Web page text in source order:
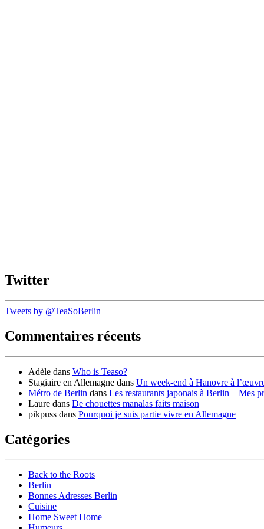
Twitter
Tweets by @TeaSoBerlin
Commentaires récents
Adèle dans Who is Teaso?
Stagiaire en Allemagne dans Un week-end à Hanovre à
Métro de Berlin dans Les restaurants japonais à Berlin – Mes
Laure dans De chouettes manalas faits maison
pikpuss dans Pourquoi je suis partie vivre en Allemagne
Catégories
Back to the Roots
Berlin
Bonnes Adresses Berlin
Cuisine
Home Sweet Home